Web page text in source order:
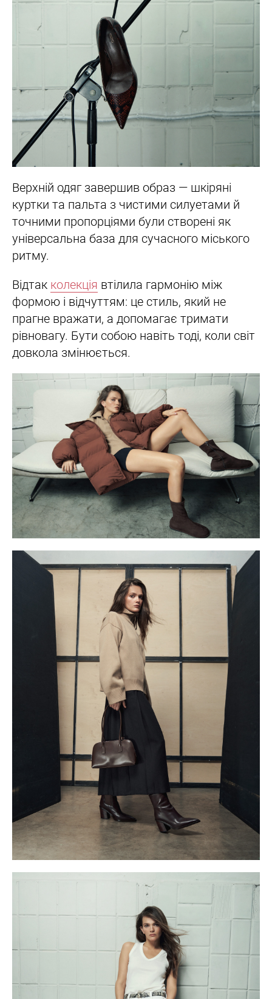
Верхній одяг завершив образ — шкіряні
куртки та пальта з чистими силуетами й
точними пропорціями були створені як
універсальна база для сучасного міського
ритму.
Відтак колекція втілила гармонію між
формою і відчуттям: це стиль, який не
прагне вражати, а допомагає тримати
рівновагу. Бути собою навіть тоді, коли світ
довкола змінюється.